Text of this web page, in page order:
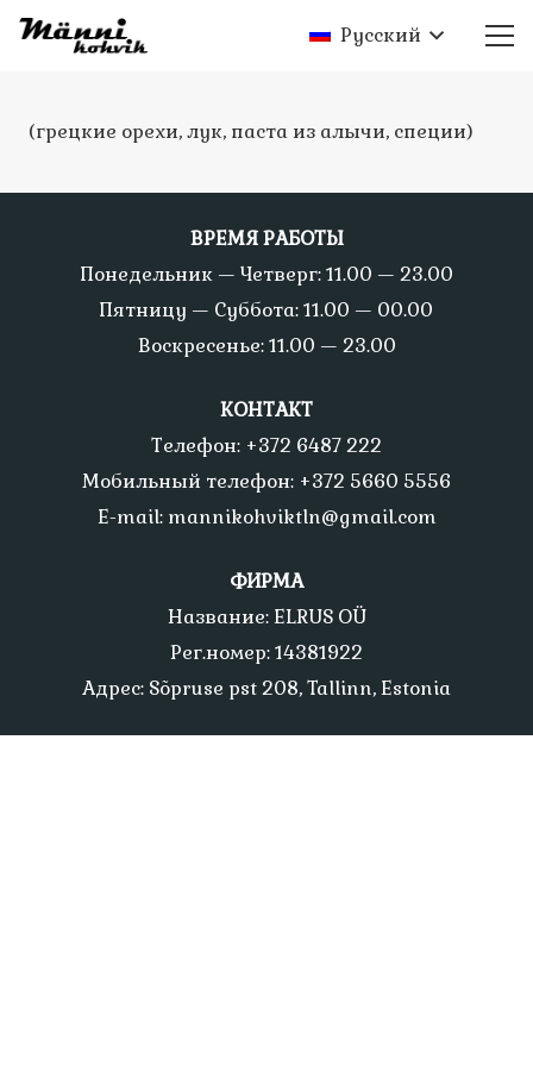
Русский
(грецкие орехи, лук, паста из алычи, специи)
ВРЕМЯ РАБОТЫ
Понедельник — Четверг: 11.00 — 23.00
Пятницу — Суббота: 11.00 — 00.00
Воскресенье: 11.00 — 23.00
КОНТАКТ
Телефон: +372 6487 222
Мобильный телефон: +372 5660 5556
E-mail: mannikohviktln@gmail.com
ФИРМА
Название: ELRUS OÜ
Рег.номер: 14381922
Адрес: Sõpruse pst 208, Tallinn, Estonia